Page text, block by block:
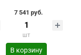
7 541 руб.
шт
В корзину